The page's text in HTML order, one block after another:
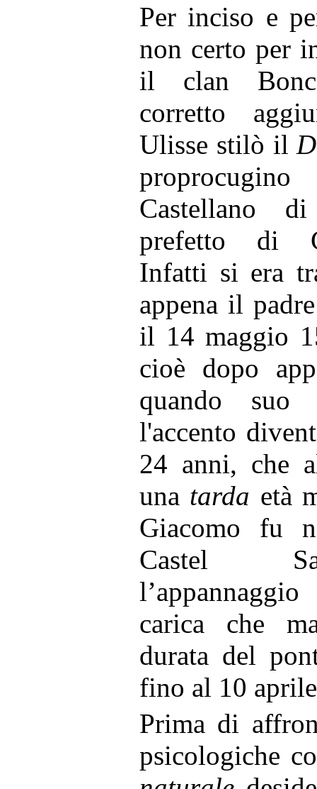
Per inciso e
non certo per
il clan
corretto
Ulisse stilò il
Castellano
prefetto di
Infatti si era
appena il
il 14 maggio
cioè dopo
quando suo
l'accento
24 anni, che
una tarda età
Giacomo fu
Castel
carica che
durata del
fino al 10
Prima di
psicologiche